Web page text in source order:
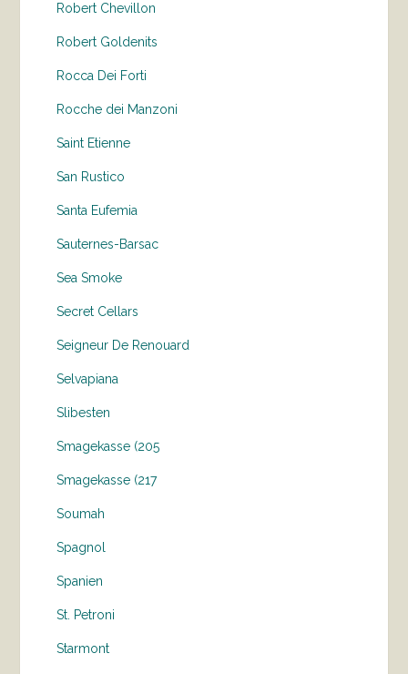
Robert Chevillon
Robert Goldenits
Rocca Dei Forti
Rocche dei Manzoni
Saint Etienne
San Rustico
Santa Eufemia
Sauternes-Barsac
Sea Smoke
Secret Cellars
Seigneur De Renouard
Selvapiana
Slibesten
Smagekasse (205
Smagekasse (217
Soumah
Spagnol
Spanien
St. Petroni
Starmont